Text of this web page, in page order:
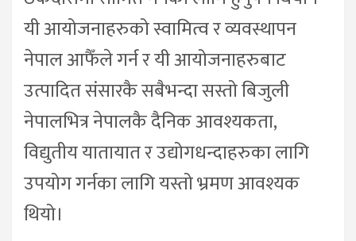
यी आयोजनाहरुको स्वामित्व र व्यवस्थापन
नेपाल आफैँले गर्न र यी आयोजनाहरुबाट
उत्पादित संसारकै सबैभन्दा सस्तो बिजुली
नेपालभित्र नेपालकै दैनिक आवश्यकता,
विद्युतीय यातायात र उद्योगधन्दाहरुका लागि
उपयोग गर्नका लागि यस्तो भ्रमण आवश्यक
थियो।